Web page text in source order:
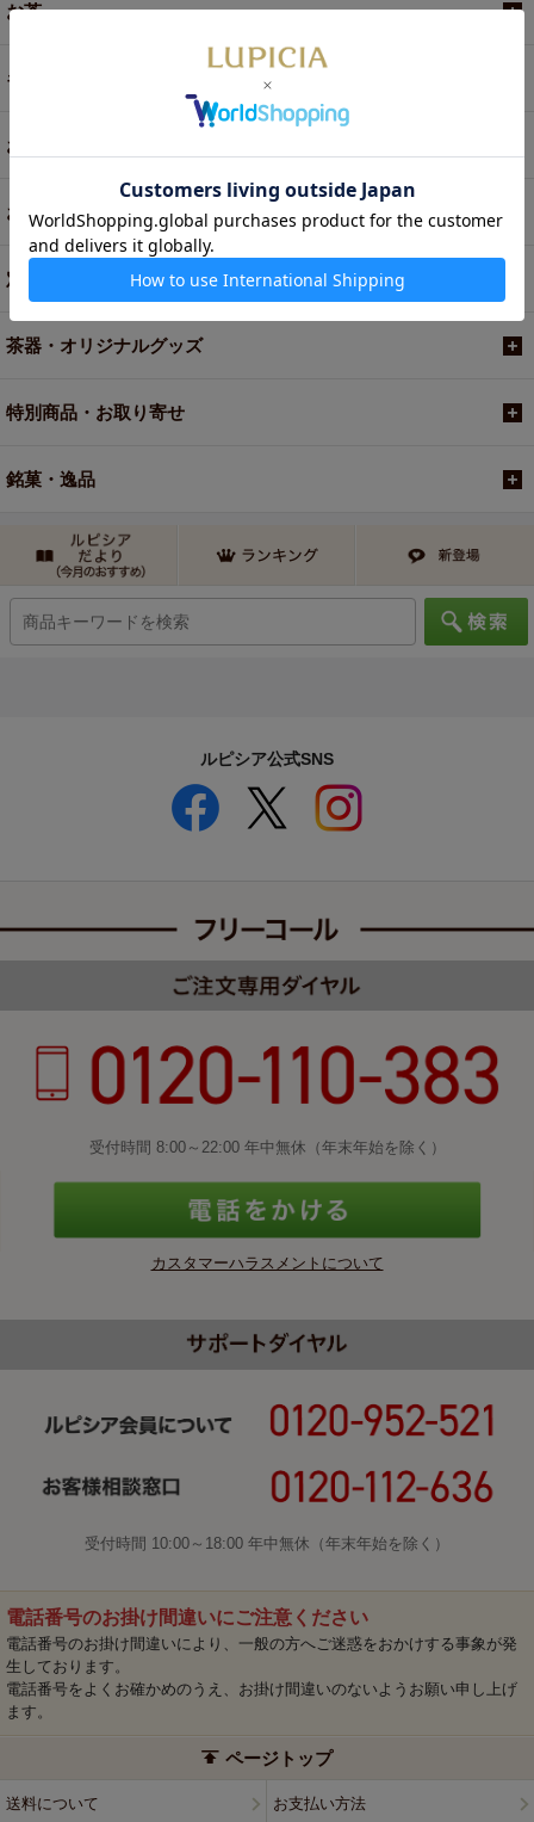
お茶
ギフト
お菓子・食品・飲料
お買い得商品
定期便
茶器・オリジナルグッズ
特別商品・お取り寄せ
銘菓・逸品
ルピシア公式SNS
受付時間 8:00～22:00 年中無休（年末年始を除く）
カスタマーハラスメントについて
受付時間 10:00～18:00 年中無休（年末年始を除く）
電話番号のお掛け間違いにご注意ください
電話番号のお掛け間違いにより、一般の方へご迷惑をおかけする事象が発
生しております。
電話番号をよくお確かめのうえ、お掛け間違いのないようお願い申し上げ
ます。
ページトップ
送料について お支払い方法